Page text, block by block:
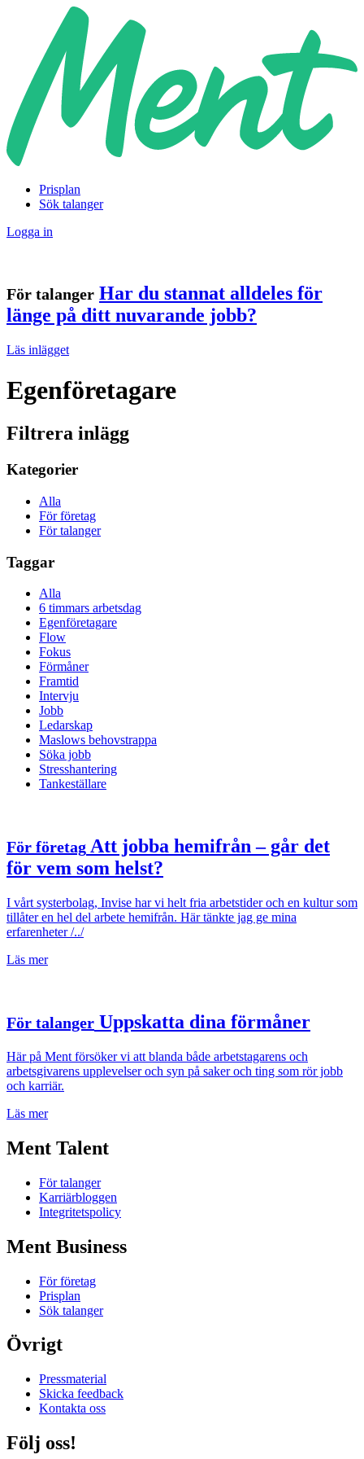
Prisplan
Sök talanger
Logga in
För talanger Har du stannat alldeles för
länge på ditt nuvarande jobb?
Läs inlägget
Egenföretagare
Filtrera inlägg
Kategorier
Alla
För företag
För talanger
Taggar
Alla
6 timmars arbetsdag
Egenföretagare
Flow
Fokus
Förmåner
Framtid
Intervju
Jobb
Ledarskap
Maslows behovstrappa
Söka jobb
Stresshantering
Tankeställare
För företag Att jobba hemifrån – går det
för vem som helst?
I vårt systerbolag, Invise har vi helt fria arbetstider och en kultur som
tillåter en hel del arbete hemifrån. Här tänkte jag ge mina
erfarenheter /../
Läs mer
För talanger Uppskatta dina förmåner
Här på Ment försöker vi att blanda både arbetstagarens och
arbetsgivarens upplevelser och syn på saker och ting som rör jobb
och karriär.
Läs mer
Ment Talent
För talanger
Karriärbloggen
Integritetspolicy
Ment Business
För företag
Prisplan
Sök talanger
Övrigt
Pressmaterial
Skicka feedback
Kontakta oss
Följ oss!